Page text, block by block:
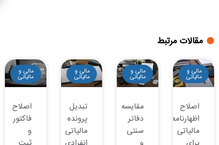
مقالات مرتبط
مالی و
مالیاتی
اصلاح
اظهارنامه
مالیاتی
مالی و
مالیاتی
مقایسه
دفاتر
سنتی
مالی و
مالیاتی
تبدیل
پرونده
مالیاتی
مالی و
مالیاتی
اصلاح
فاکتور
و